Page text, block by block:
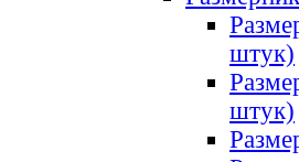
штук)
штук)